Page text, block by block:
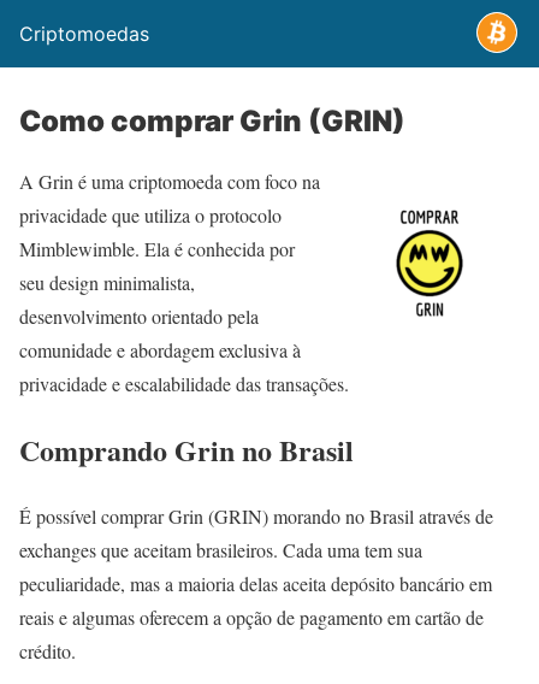
Criptomoedas
Como comprar Grin (GRIN)
A Grin é uma criptomoeda com foco na
privacidade que utiliza o protocolo
Mimblewimble. Ela é conhecida por
seu design minimalista,
desenvolvimento orientado pela
comunidade e abordagem exclusiva à
privacidade e escalabilidade das transações.
Comprando Grin no Brasil
É possível comprar Grin (GRIN) morando no Brasil através de
exchanges que aceitam brasileiros. Cada uma tem sua
peculiaridade, mas a maioria delas aceita depósito bancário em
reais e algumas oferecem a opção de pagamento em cartão de
crédito.